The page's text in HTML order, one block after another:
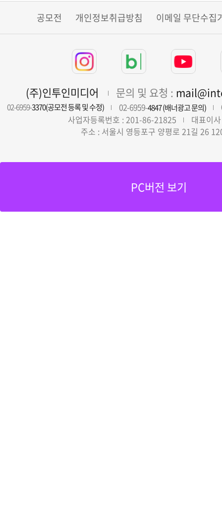
공모전 개인정보취급방침 이메일 무단수집
(주)인투인미디어 문의 및 요청 :
02-6959-3370(공모전 등록 및 수정) 02-6959-4847 (배너광고 문의)
사업자등록번호 : 201-86-21825
대표이
주소 : 서울시 영등포구 양평로 21길 26
PC버전 보기